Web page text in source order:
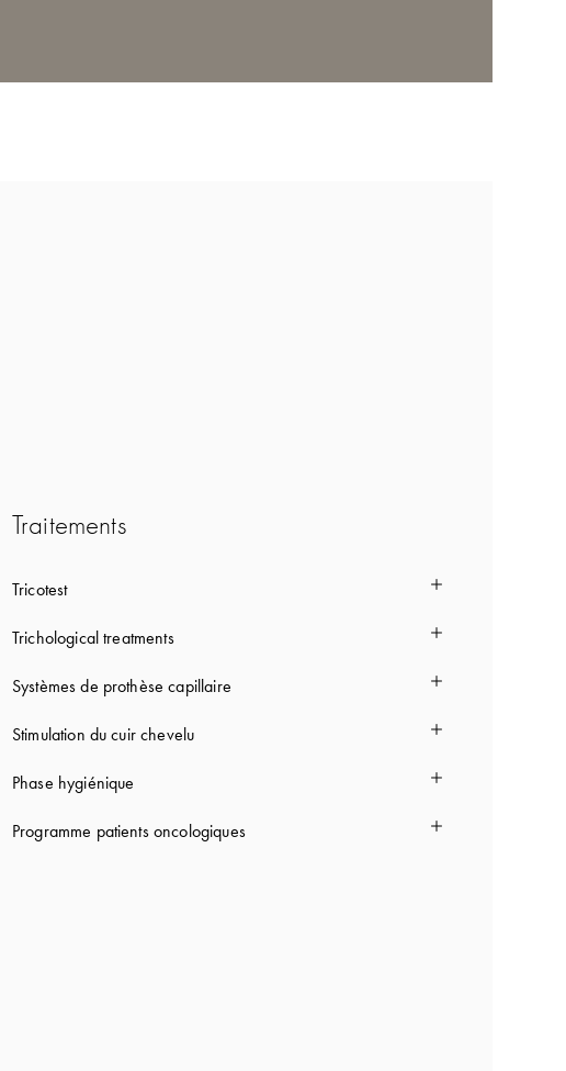
Traitements
Tricotest
Trichological treatments
Systèmes de prothèse capillaire
Stimulation du cuir chevelu
Phase hygiénique
Programme patients oncologiques